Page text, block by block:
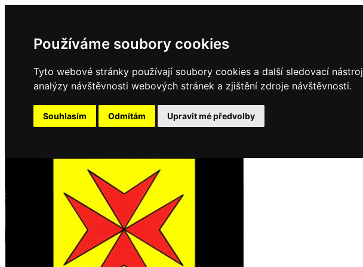
Používáme soubory cookies
Tyto webové stránky používají soubory cookies a další sledovací
analýzy návštěvnosti webových stránek a zjištění zdroje návštěvnosti.
Souhlasím Odmítám Upravit mé předvolby